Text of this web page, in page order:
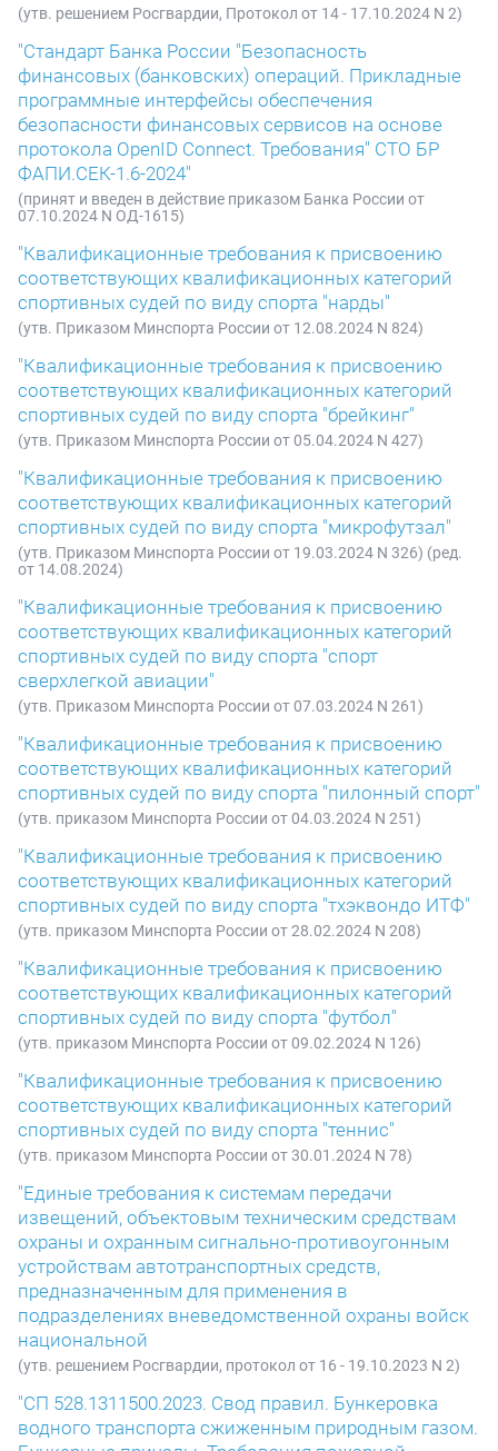
(утв. решением Росгвардии, Протокол от 14 - 17.10.2024 N 2)
"Стандарт Банка России "Безопасность
финансовых (банковских) операций. Прикладные
программные интерфейсы обеспечения
безопасности финансовых сервисов на основе
протокола OpenID Connect. Требования" СТО БР
ФАПИ.СЕК-1.6-2024"
(принят и введен в действие приказом Банка России от
07.10.2024 N ОД-1615)
"Квалификационные требования к присвоению
соответствующих квалификационных категорий
спортивных судей по виду спорта "нарды"
(утв. Приказом Минспорта России от 12.08.2024 N 824)
"Квалификационные требования к присвоению
соответствующих квалификационных категорий
спортивных судей по виду спорта "брейкинг"
(утв. Приказом Минспорта России от 05.04.2024 N 427)
"Квалификационные требования к присвоению
соответствующих квалификационных категорий
спортивных судей по виду спорта "микрофутзал"
(утв. Приказом Минспорта России от 19.03.2024 N 326) (ред.
от 14.08.2024)
"Квалификационные требования к присвоению
соответствующих квалификационных категорий
спортивных судей по виду спорта "спорт
сверхлегкой авиации"
(утв. Приказом Минспорта России от 07.03.2024 N 261)
"Квалификационные требования к присвоению
соответствующих квалификационных категорий
спортивных судей по виду спорта "пилонный спорт"
(утв. приказом Минспорта России от 04.03.2024 N 251)
"Квалификационные требования к присвоению
соответствующих квалификационных категорий
спортивных судей по виду спорта "тхэквондо ИТФ"
(утв. приказом Минспорта России от 28.02.2024 N 208)
"Квалификационные требования к присвоению
соответствующих квалификационных категорий
спортивных судей по виду спорта "футбол"
(утв. приказом Минспорта России от 09.02.2024 N 126)
"Квалификационные требования к присвоению
соответствующих квалификационных категорий
спортивных судей по виду спорта "теннис"
(утв. приказом Минспорта России от 30.01.2024 N 78)
"Единые требования к системам передачи
извещений, объектовым техническим средствам
охраны и охранным сигнально-противоугонным
устройствам автотранспортных средств,
предназначенным для применения в
подразделениях вневедомственной охраны войск
национальной
(утв. решением Росгвардии, протокол от 16 - 19.10.2023 N 2)
"СП 528.1311500.2023. Свод правил. Бункеровка
водного транспорта сжиженным природным газом.